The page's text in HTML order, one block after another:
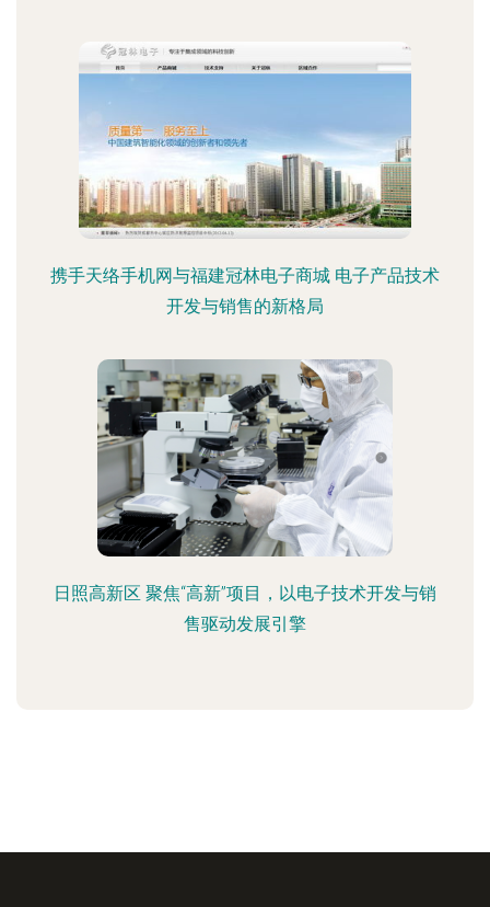
携手天络手机网与福建冠林电子商城 电子产品技术
开发与销售的新格局
日照高新区 聚焦“高新”项目，以电子技术开发与销
售驱动发展引擎